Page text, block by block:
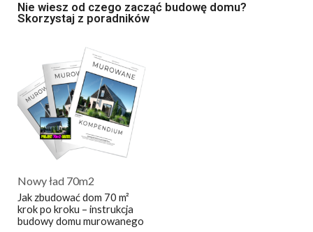
Nie wiesz od czego zacząć budowę domu?
Skorzystaj z poradników
Nowy ład 70m2
Jak zbudować dom 70 m²
krok po kroku – instrukcja
budowy domu murowanego